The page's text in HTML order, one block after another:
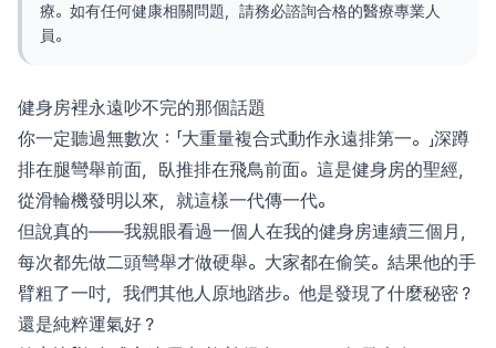
療。如有任何健康相關問題，請務必諮詢合格的醫療專業人
員。
健身房裡永遠吵不完的那個話題
你一定聽過無數次：「大重量複合式動作永遠排第一。」深蹲
排在腿彎舉前面，臥推排在飛鳥前面。這是健身房的聖經，
從滑輪機發明以來，就這樣一代傳一代。
但說真的——我親眼看過一個人在我的健身房連續三個月，
每次都先做二頭彎舉才做硬舉。大家都在偷笑。結果他的手
臂粗了一吋，我們其他人原地踏步。他是發現了什麼秘密？
還是純粹運氣好？